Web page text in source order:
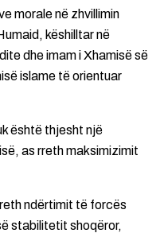
morale në zhvillimin
këshilltar në
dhe imam i Xhamisë së
islame të orientuar
është thjesht një
as rreth maksimizimit
ndërtimit të forcës
stabilitetit shoqëror,